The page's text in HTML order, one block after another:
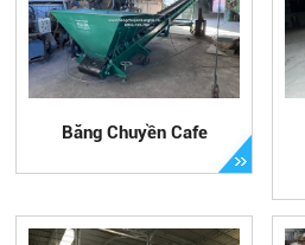
Băng Chuyền Cafe